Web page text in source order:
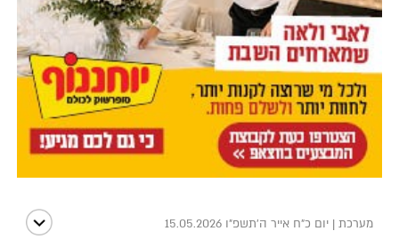
מערכת | יום כ"ח אייר ה׳תשפ״ו 15.05.2026